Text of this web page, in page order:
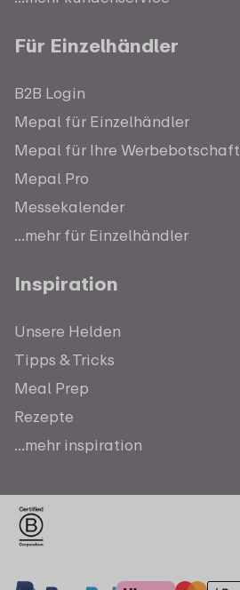
Für Einzelhändler
B2B Login
Mepal für Einzelhändler
Mepal für Ihre Werbebotschaft
Mepal Pro
Messekalender
...mehr für Einzelhändler
Inspiration
Unsere Helden
Tipps & Tricks
Meal Prep
Rezepte
...mehr inspiration